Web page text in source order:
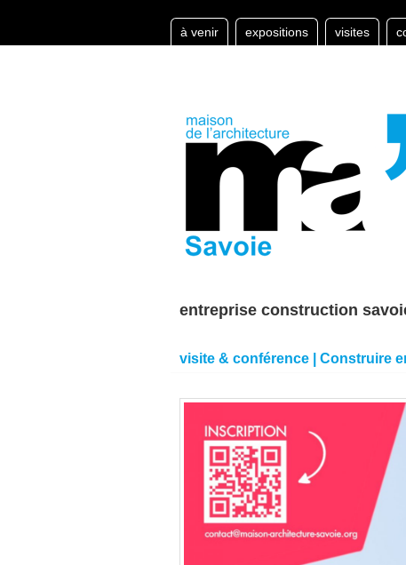
à venir expositions visites
entreprise construction
visite & conférence | Construire